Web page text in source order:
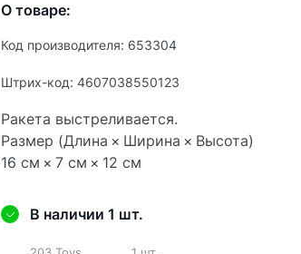
О товаре:
Код производителя: 653304
Штрих-код: 4607038550123
Ракета выстреливается.
Размер (Длина × Ширина × Высота)
16 см × 7 см × 12 см
В наличии 1 шт.